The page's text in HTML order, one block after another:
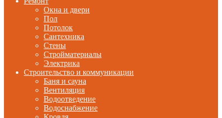
Окна и двери
Пол
Потолок
Сантехника
Стены
Стройматериалы
Электрика
Строительство и коммуникации
Баня и сауна
Вентиляция
Водоотведение
Водоснабжение